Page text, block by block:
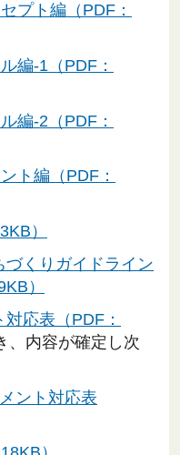
プト編（PDF：
編-1（PDF：
編-2（PDF：
ト編（PDF：
）
くりガイドライン
）
応表（PDF：
、内容が確定し次
ント対応表